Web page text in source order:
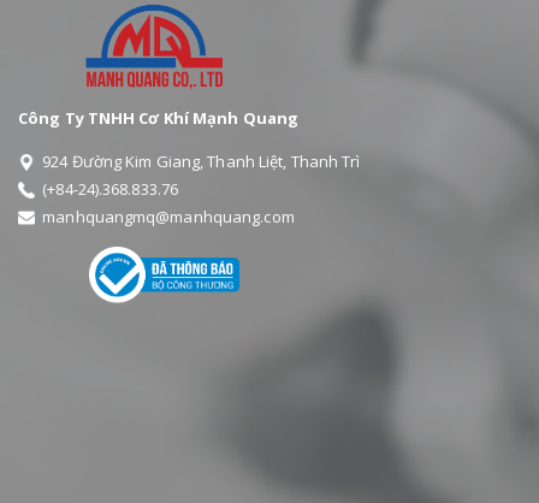
Công Ty TNHH Cơ Khí Mạnh Quang
924 Đường Kim Giang, Thanh Liệt, Thanh Trì
(+84-24).368.833.76
manhquangmq@manhquang.com